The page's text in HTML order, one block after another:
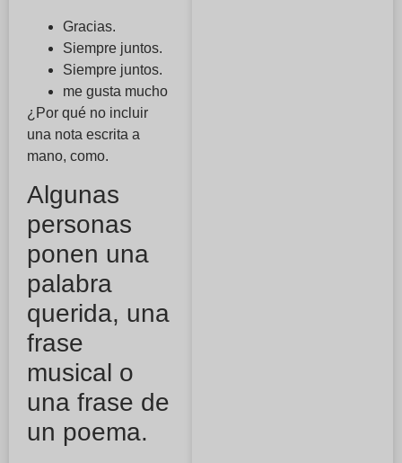
Gracias.
Siempre juntos.
Siempre juntos.
me gusta mucho
¿Por qué no incluir
una nota escrita a
mano, como.
Algunas
personas
ponen una
palabra
querida, una
frase
musical o
una frase de
un poema.